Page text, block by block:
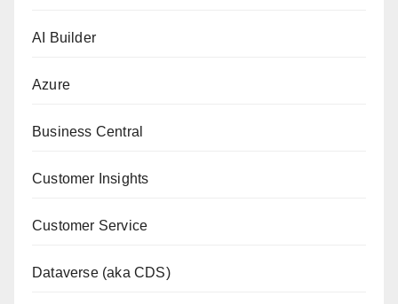
AI Builder
Azure
Business Central
Customer Insights
Customer Service
Dataverse (aka CDS)